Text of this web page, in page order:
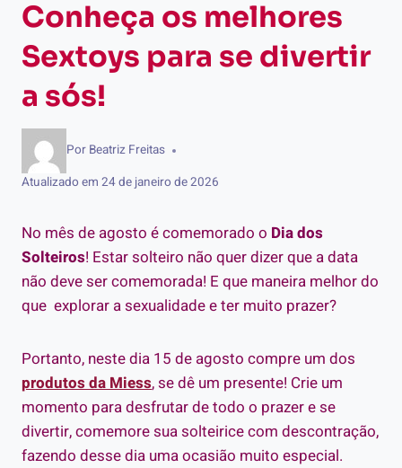
Conheça os melhores
Sextoys para se divertir
a sós!
Por Beatriz Freitas
Atualizado em 24 de janeiro de 2026
No mês de agosto é comemorado o Dia dos
Solteiros! Estar solteiro não quer dizer que a data
não deve ser comemorada! E que maneira melhor do
que explorar a sexualidade e ter muito prazer?
Portanto, neste dia 15 de agosto compre um dos
produtos da Miess, se dê um presente! Crie um
momento para desfrutar de todo o prazer e se
divertir, comemore sua solteirice com descontração,
fazendo desse dia uma ocasião muito especial.